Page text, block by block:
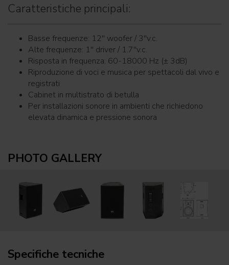
Caratteristiche principali:
Basse frequenze: 12'' woofer / 3''v.c.
Alte frequenze: 1'' driver / 1.7''v.c.
Risposta in frequenza: 60-18000 Hz (± 3dB)
Riproduzione di voci e musica per spettacoli dal vivo e
registrati
Cabinet in multistrato di betulla
Per installazioni sonore in ambienti che richiedono
elevata dinamica e pressione sonora
PHOTO GALLERY
Specifiche tecniche